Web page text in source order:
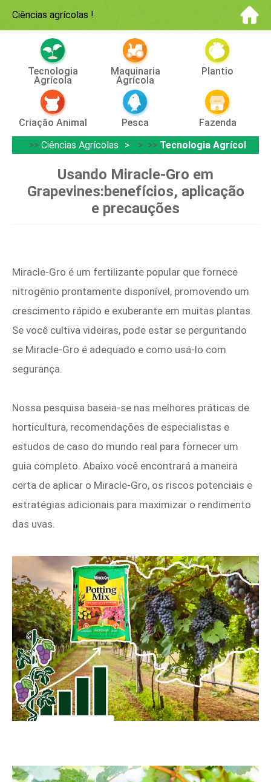
Ciências agrícolas !
Tecnologia
Agrícola
Maquinaria
Agrícola
Plantio
Criação Animal Pesca
Fazenda
>> Ciências Agrícolas > >> Tecnologia Agrícola
Usando Miracle‑Gro em
Grapevines:benefícios, aplicação
e precauções
Miracle-Gro é um fertilizante popular que fornece
nitrogênio prontamente disponível, promovendo um
crescimento rápido e exuberante em muitas plantas.
Se você cultiva videiras, pode estar se perguntando
se Miracle‑Gro é adequado e como usá-lo com
segurança.
Nossa pesquisa baseia-se nas melhores práticas de
horticultura, recomendações de especialistas e
estudos de caso do mundo real para fornecer um
guia completo. Abaixo você encontrará a maneira
certa de aplicar o Miracle‑Gro, os riscos potenciais e
estratégias adicionais para maximizar o rendimento
das uvas.